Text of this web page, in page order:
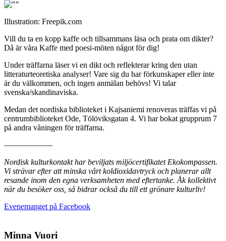
Illustration: Freepik.com
Vill du ta en kopp kaffe och tillsammans läsa och prata om dikter?
Då är våra Kaffe med poesi-möten något för dig!
Under träffarna läser vi en dikt och reflekterar kring den utan
litteraturteoretiska analyser! Vare sig du har förkunskaper eller inte
är du välkommen, och ingen anmälan behövs! Vi talar
svenska/skandinaviska.
Medan det nordiska biblioteket i Kajsaniemi renoveras träffas vi på
centrumbiblioteket Ode, Tölöviksgatan 4. Vi har bokat grupprum 7
på andra våningen för träffarna.
––––––––––––
Nordisk kulturkontakt har beviljats miljöcertifikatet Ekokompassen.
Vi strävar efter att minska vårt koldioxidavtryck och planerar allt
resande inom den egna verksamheten med eftertanke. Åk kollektivt
när du besöker oss, så bidrar också du till ett grönare kulturliv!
Evenemanget på FacebookÖppnas
Minna Vuori